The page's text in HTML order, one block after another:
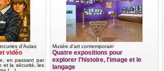
d'Aulas
vidéo
en passant par
et la sécurité, les
Musée d'art contemporain
Quatre expositions pour
explorer l'histoire, l'image et le
langage